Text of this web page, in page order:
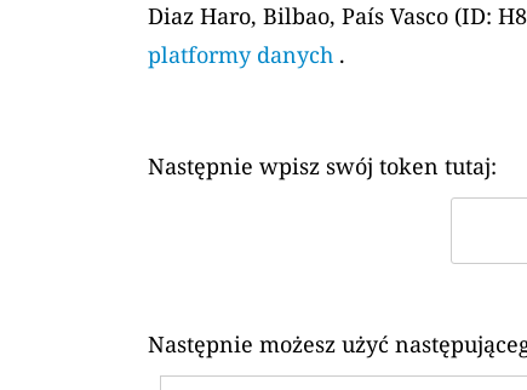
Diaz Haro, Bilbao, País Vasco (ID:
platformy danych .
Następnie wpisz swój token tutaj:
Następnie możesz użyć